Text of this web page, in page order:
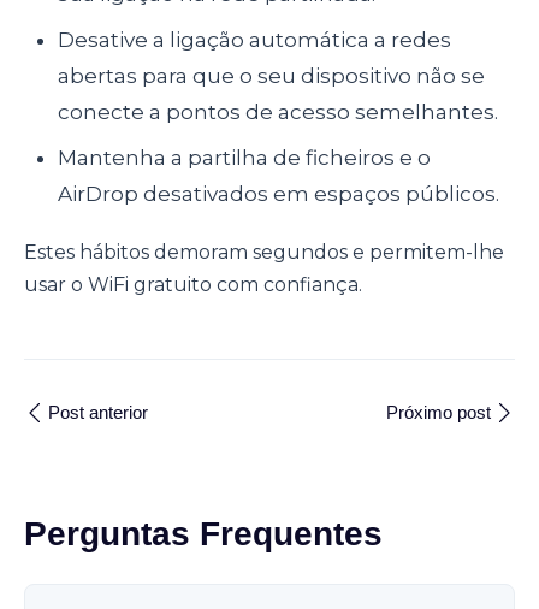
Desative a ligação automática a redes
abertas para que o seu dispositivo não se
conecte a pontos de acesso semelhantes.
Mantenha a partilha de ficheiros e o
AirDrop desativados em espaços públicos.
Estes hábitos demoram segundos e permitem-lhe
usar o WiFi gratuito com confiança.
Post anterior Próximo post
Perguntas Frequentes